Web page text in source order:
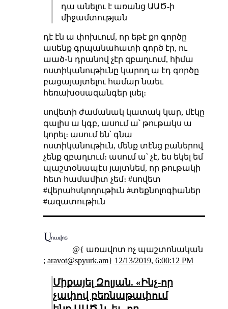
դա անելու է առանց ԱԱԾ-ի
միջամտության
դէ էն ա փոխւում, որ եթէ քո գործը
ասենք գրպանահատի գործ էր, ու
աած֊ն դրանով չէր զբաղւում, հիմա
ոստիկանութիւնը կարող ա էդ գործը
բացայայտելու համար նաեւ
հեռախօսազանգեր լսել։
սովետի ժամանակ կատակ կար, մէկը
գալիս ա կգբ, ասում ա՝ թութակս ա
կորել։ ասում են՝ գնա
ոստիկանութիւն, մենք տէնց բաներով
չենք զբաղւում։ ասում ա՝ չէ, ես եկել եմ
պաշտօնապէս յայտնեմ, որ թութակի
հետ համամիտ չեմ։ #սովետ
#վերահսկողութիւն #տեքնոլոգիաներ
#ազատութիւն
@{ առավոտ ոչ պաշտոնական
; aravot@spyurk.am} 12/13/2019, 6:00:12 PM
Միքայել Զոլյան. «Ինչ-որ
չափով բեռնաթափում